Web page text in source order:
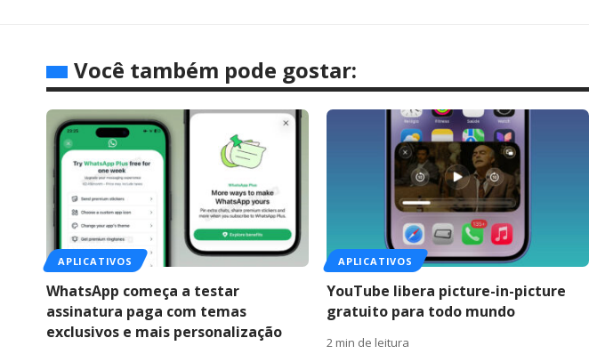
Você também pode gostar:
APLICATIVOS
WhatsApp começa a testar
assinatura paga com temas
exclusivos e mais personalização
APLICATIVOS
YouTube libera picture-in-picture
gratuito para todo mundo
2 min de leitura